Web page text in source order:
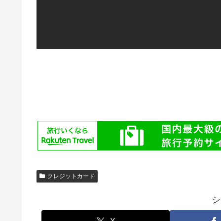
クレジットカード